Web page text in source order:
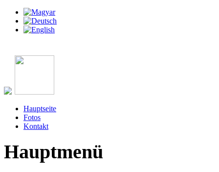
Hauptseite
Fotos
Kontakt
Hauptmenü